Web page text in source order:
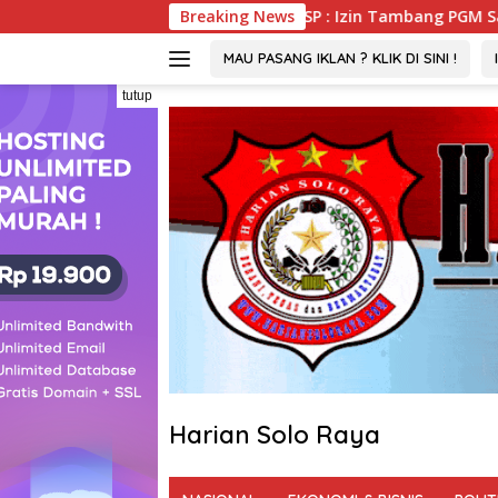
ke
Breaking News
: Izin Tambang PGM Sah Hingga 2032 Viral !
MAU PASANG IKLAN ? KLIK DI SINI !
tutup
Harian Solo Raya
Tegas